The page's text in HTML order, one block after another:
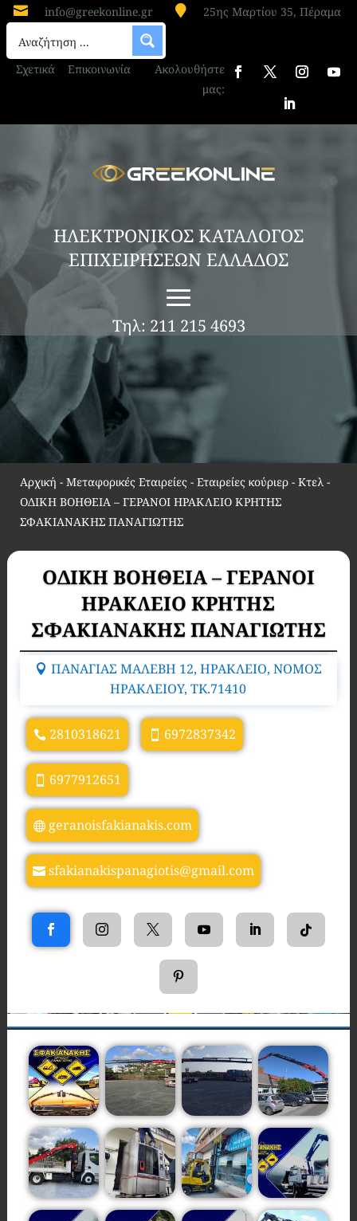
 info@greekonline.gr  25ης Μαρτίου 35, Πέραμα
Σχετικά Επικοινωνία
Ακολουθήστε
μας:
ΗΛΕΚΤΡΟΝΙΚΟΣ ΚΑΤΑΛΟΓΟΣ
ΕΠΙΧΕΙΡΗΣΕΩΝ ΕΛΛΑΔΟΣ
Τηλ: 211 215 4693
Αρχική - Μεταφορικές Εταιρείες - Εταιρείες κούριερ - Κτελ-
ΟΔΙΚΗ ΒΟΗΘΕΙΑ – ΓΕΡΑΝΟΙ ΗΡΑΚΛΕΙΟ ΚΡΗΤΗΣ
ΣΦΑΚΙΑΝΑΚΗΣ ΠΑΝΑΓΙΩΤΗΣ
ΟΔΙΚΗ ΒΟΗΘΕΙΑ – ΓΕΡΑΝΟΙ
ΗΡΑΚΛΕΙΟ ΚΡΗΤΗΣ
ΣΦΑΚΙΑΝΑΚΗΣ ΠΑΝΑΓΙΩΤΗΣ
ΠΑΝΑΓΙΑΣ ΜΑΛΕΒΗ 12, ΗΡΑΚΛΕΙΟ, ΝΟΜΟΣ
ΗΡΑΚΛΕΙΟΥ, TK.71410
2810318621 6972837342
6977912651
geranoisfakianakis.com
sfakianakispanagiotis@gmail.com